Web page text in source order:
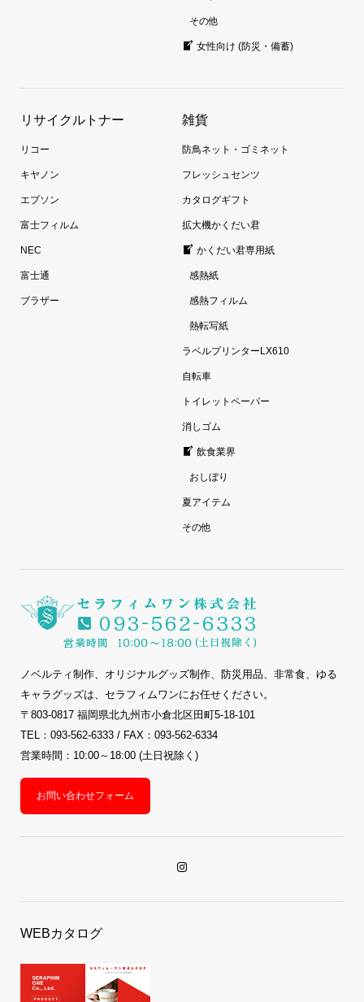
その他
女性向け (防災・備蓄)
リサイクルトナー
リコー
キヤノン
エプソン
富士フィルム
NEC
富士通
ブラザー
雑貨
防鳥ネット・ゴミネット
フレッシュセンツ
カタログギフト
拡大機かくだい君
かくだい君専用紙
感熱紙
感熱フィルム
熱転写紙
ラベルプリンターLX610
自転車
トイレットペーパー
消しゴム
飲食業界
おしぼり
夏アイテム
その他
ノベルティ制作、オリジナルグッズ制作、防災用品、非常食、ゆる
キャラグッズは、セラフィムワンにお任せください。
〒803-0817 福岡県北九州市小倉北区田町5-18-101
TEL：093-562-6333 / FAX：093-562-6334
営業時間：10:00～18:00 (土日祝除く)
お問い合わせフォーム
WEBカタログ